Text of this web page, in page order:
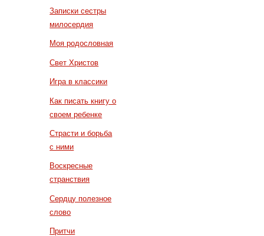
Записки сестры
милосердия
Моя родословная
Свет Христов
Игра в классики
Как писать книгу о
своем ребенке
Страсти и борьба
с ними
Воскресные
странствия
Сердцу полезное
слово
Притчи